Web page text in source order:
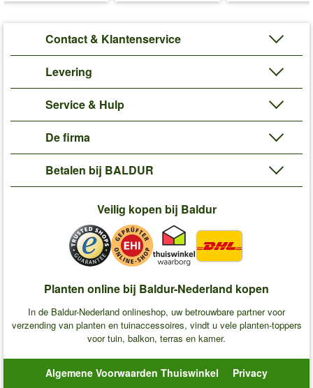
Contact & Klantenservice
Levering
Service & Hulp
De firma
Betalen bij BALDUR
Veilig kopen bij Baldur
Planten online bij Baldur-Nederland kopen
In de Baldur-Nederland onlineshop, uw betrouwbare partner voor
verzending van planten en tuinaccessoires, vindt u vele planten-toppers
voor tuin, balkon, terras en kamer.
Algemene Voorwaarden Thuiswinkel
Privacy